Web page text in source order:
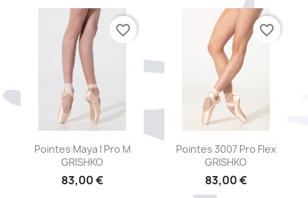
Aperçu rapide
Pointes Maya I Pro M
GRISHKO
83,00 €
favorite_border
Aperçu rapide
Pointes 3007 Pro Flex
GRISHKO
83,00 €
favorite_border